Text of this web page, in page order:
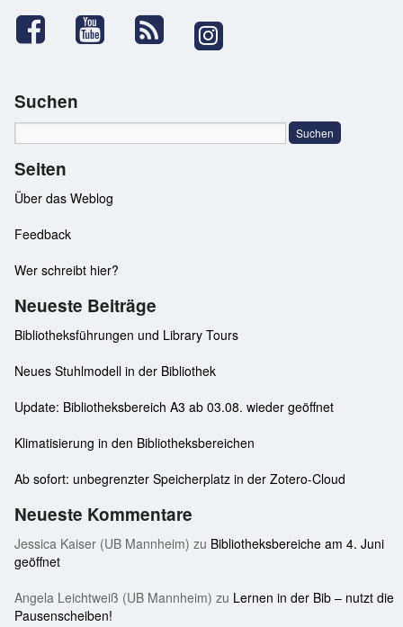
Suchen
Seiten
Über das Weblog
Feedback
Wer schreibt hier?
Neueste Beiträge
Bibliotheksführungen und Library Tours
Neues Stuhlmodell in der Bibliothek
Update: Bibliotheksbereich A3 ab 03.08. wieder geöffnet
Klimatisierung in den Bibliotheksbereichen
Ab sofort: unbegrenzter Speicherplatz in der Zotero-Cloud
Neueste Kommentare
Jessica Kaiser (UB Mannheim) zu Bibliotheksbereiche am 4. Juni
geöffnet
Angela Leichtweiß (UB Mannheim) zu Lernen in der Bib – nutzt die
Pausenscheiben!